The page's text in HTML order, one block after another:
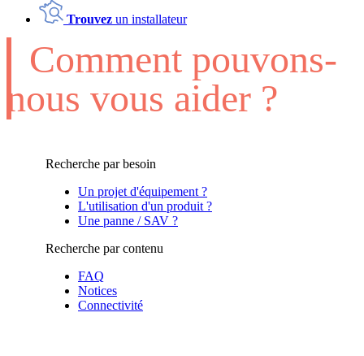
Trouvez un installateur
Comment pouvons-
nous vous aider ?
Recherche par besoin
Un projet d'équipement ?
L'utilisation d'un produit ?
Une panne / SAV ?
Recherche par contenu
FAQ
Notices
Connectivité